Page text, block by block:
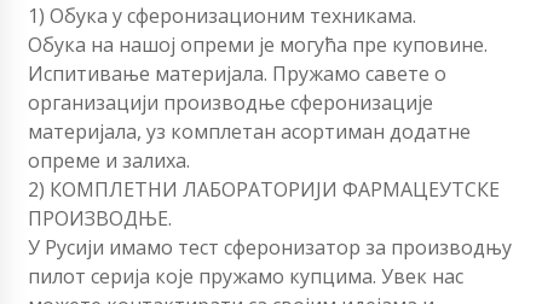
1) Обука у сферонизационим техникама.
Обука на нашој опреми је могућа пре куповине.
Испитивање материјала. Пружамо савете о
организацији производње сферонизације
материјала, уз комплетан асортиман додатне
опреме и залиха.
2) КОМПЛЕТНИ ЛАБОРАТОРИЈИ ФАРМАЦЕУТСКЕ
ПРОИЗВОДЊЕ.
У Русији имамо тест сферонизатор за производњу
пилот серија које пружамо купцима. Увек нас